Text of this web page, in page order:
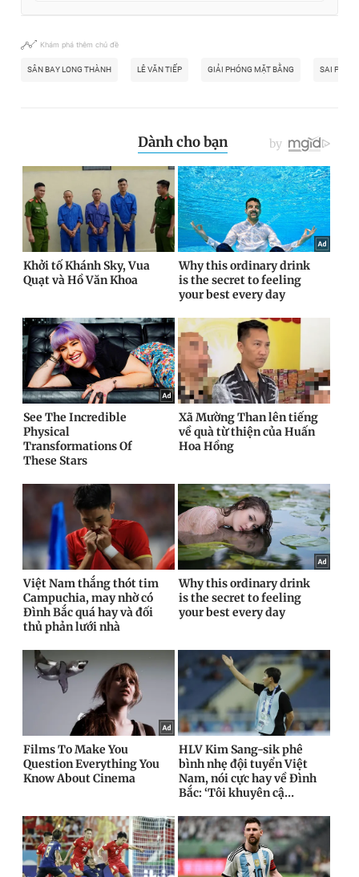
Khám phá thêm chủ đề
SÂN BAY LONG THÀNH LÊ VĂN TIẾP GIẢI PHÓNG MẶT BẰNG SAI PHẠM